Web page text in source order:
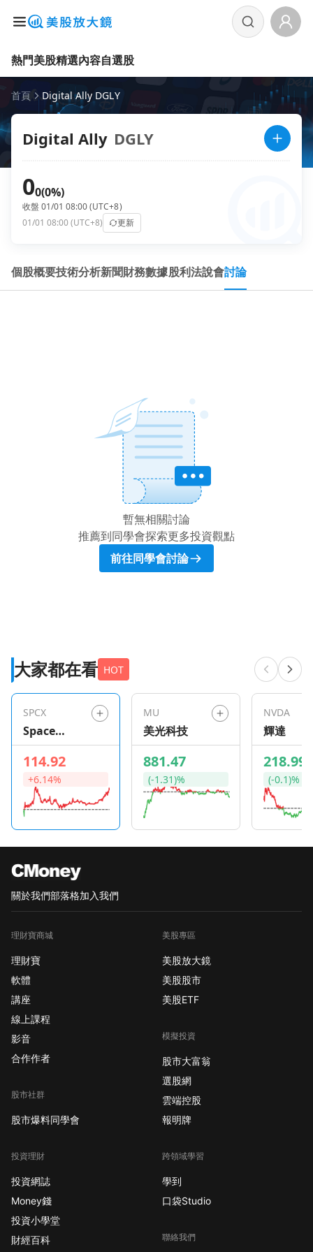
熱門美股精選內容自選股
首頁 Digital Ally DGLY
Digital Ally DGLY
00(0%)
收盤 01/01 08:00 (UTC+8)
01/01 08:00 (UTC+8)
更新
個股概要技術分析新聞財務數據股利法說會討論
暫無相關討論
推薦到同學會探索更多投資觀點
前往同學會討論
大家都在看 HOT
SPCX
Space
Exploration
Technologie
s
114.92
+6.14%
MU
美光科技
881.47
(-1.31)%
NVDA
輝達
218.99
(-0.1)%
關於我們部落格加入我們
理財寶商城
理財寶
軟體
講座
線上課程
影音
合作作者
股市社群
股市爆料同學會
投資理財
投資網誌
Money錢
投資小學堂
財經百科
美股專區
美股放大鏡
美股股市
美股ETF
模擬投資
股市大富翁
選股網
雲端控股
報明牌
跨領域學習
學到
口袋Studio
聯絡我們